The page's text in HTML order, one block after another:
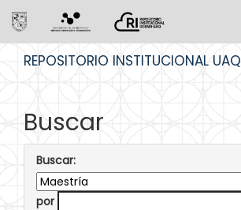
REPOSITORIO INSTITUCIONAL UAQ
Buscar
Buscar:
por